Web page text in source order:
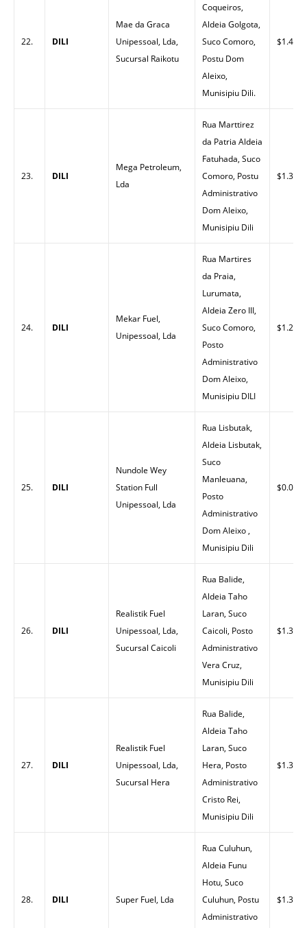
22. DILI
Mae da Graca
Unipessoal, Lda,
Sucursal Raikotu
Coqueiros,
Aldeia Golgota,
Suco Comoro,
Postu Dom
Aleixo,
Munisipiu Dili.
$1.40
23. DILI
Mega Petroleum,
Lda
Rua Marttirez
da Patria Aldeia
Fatuhada, Suco
Comoro, Postu
Administrativo
Dom Aleixo,
Munisipiu Dili
$1.33
24. DILI
Mekar Fuel,
Unipessoal, Lda
Rua Martires
da Praia,
Lurumata,
Aldeia Zero III,
Suco Comoro,
Posto
Administrativo
Dom Aleixo,
Munisipiu DILI
$1.26
25. DILI
Nundole Wey
Station Full
Unipessoal, Lda
Rua Lisbutak,
Aldeia Lisbutak,
Suco
Manleuana,
Posto
Administrativo
Dom Aleixo ,
Munisipiu Dili
$0.00
26. DILI
Realistik Fuel
Unipessoal, Lda,
Sucursal Caicoli
Rua Balide,
Aldeia Taho
Laran, Suco
Caicoli, Posto
Administrativo
Vera Cruz,
Munisipiu Dili
$1.30
27. DILI
Realistik Fuel
Unipessoal, Lda,
Sucursal Hera
Rua Balide,
Aldeia Taho
Laran, Suco
Hera, Posto
Administrativo
Cristo Rei,
Munisipiu Dili
$1.30
28. DILI Super Fuel, Lda
Rua Culuhun,
Aldeia Funu
Hotu, Suco
Culuhun, Postu
Administrativo
$1.33